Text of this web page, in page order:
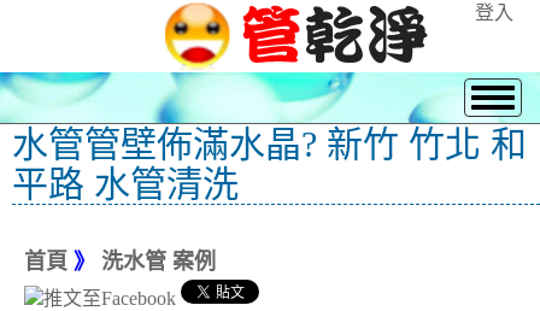
登入
水管管壁佈滿水晶? 新竹 竹北 和
平路 水管清洗
首頁 》 洗水管 案例